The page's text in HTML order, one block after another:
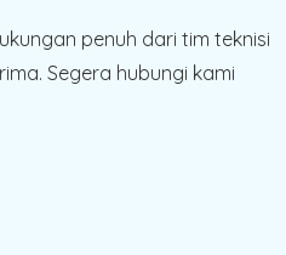
penuh dari tim teknisi
Segera hubungi kami